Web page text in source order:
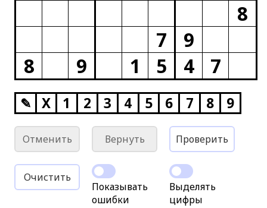
8
7
9
8
9 1 5 4 7
✎ X 1 2 3 4 5 6 7 8 9
Отменить Вернуть Проверить
Очистить
Показывать
ошибки
Выделять
цифры